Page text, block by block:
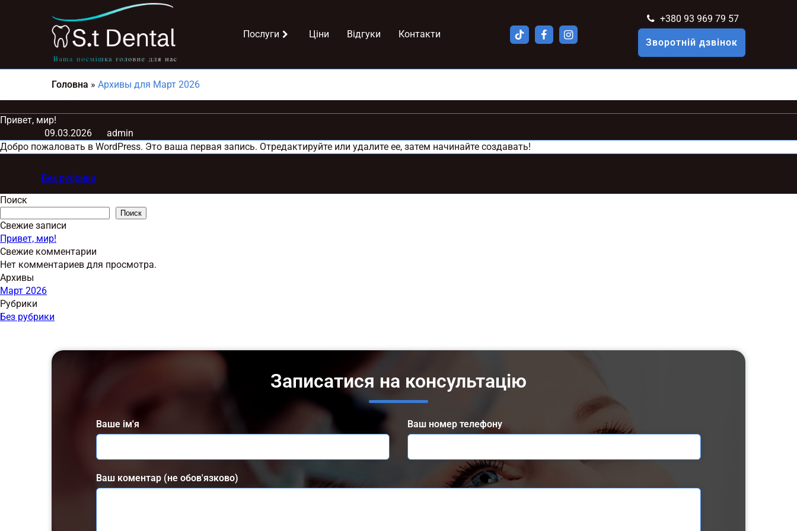
Послуги Ціни Відгуки Контакти
+380 93 969 79 57
Зворотній дзвінок
Головна » Архивы для Март 2026
Привет, мир!
09.03.2026
admin
Добро пожаловать в WordPress. Это ваша первая запись. Отредактируйте или удалите ее, затем начинайте создавать!
Без рубрики
Поиск
Поиск
Свежие записи
Привет, мир!
Свежие комментарии
Нет комментариев для просмотра.
Архивы
Март 2026
Рубрики
Без рубрики
Записатися на консультацію
Ваше ім'я Ваш номер телефону
Ваш коментар (не обов'язково)